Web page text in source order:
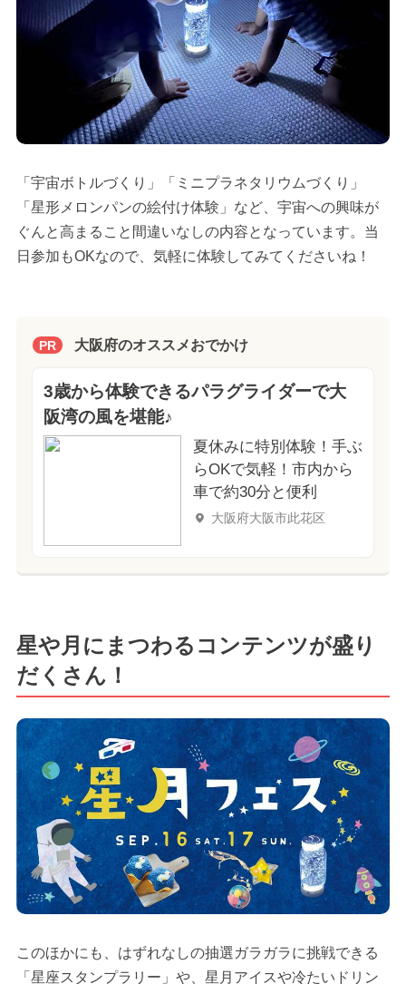
「宇宙ボトルづくり」「ミニプラネタリウムづくり」
「星形メロンパンの絵付け体験」など、宇宙への興味が
ぐんと高まること間違いなしの内容となっています。当
日参加もOKなので、気軽に体験してみてくださいね！
PR 大阪府のオススメおでかけ
3歳から体験できるパラグライダーで大
阪湾の風を堪能♪
夏休みに特別体験！手ぶ
らOKで気軽！市内から
車で約30分と便利
大阪府大阪市此花区
星や月にまつわるコンテンツが盛り
だくさん！
このほかにも、はずれなしの抽選ガラガラに挑戦できる
「星座スタンプラリー」や、星月アイスや冷たいドリン